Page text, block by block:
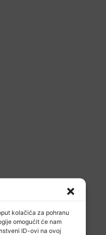
kolačića za pohranu
omogućit će nam
ID-ovi na ovoj